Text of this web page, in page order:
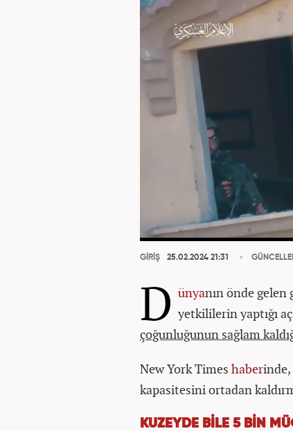
GİRİŞ 25.02.2024 21:31
D ünyanın önde gelen
yetkililerin yaptığı
çoğunluğunun sağlam
New York Times haber
kapasitesini ortadan
KUZEYDE BİLE 5 BİN